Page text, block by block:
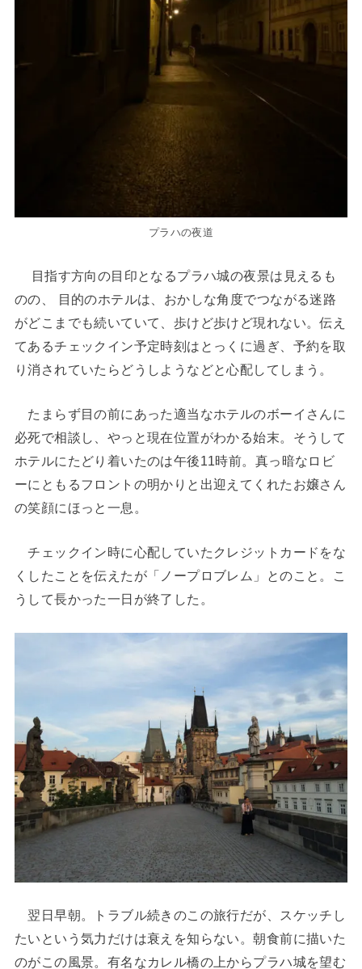
プラハの夜道
目指す方向の目印となるプラハ城の夜景は見えるも
のの、 目的のホテルは、おかしな角度でつながる迷路
がどこまでも続いていて、歩けど歩けど現れない。伝え
てあるチェックイン予定時刻はとっくに過ぎ、予約を取
り消されていたらどうしようなどと心配してしまう。
たまらず目の前にあった適当なホテルのボーイさんに
必死で相談し、やっと現在位置がわかる始末。そうして
ホテルにたどり着いたのは午後11時前。真っ暗なロビ
ーにともるフロントの明かりと出迎えてくれたお嬢さん
の笑顔にほっと一息。
チェックイン時に心配していたクレジットカードをな
くしたことを伝えたが「ノープロブレム」とのこと。こ
うして長かった一日が終了した。
翌日早朝。トラブル続きのこの旅行だが、スケッチし
たいという気力だけは衰えを知らない。朝食前に描いた
のがこの風景。有名なカレル橋の上からプラハ城を望む